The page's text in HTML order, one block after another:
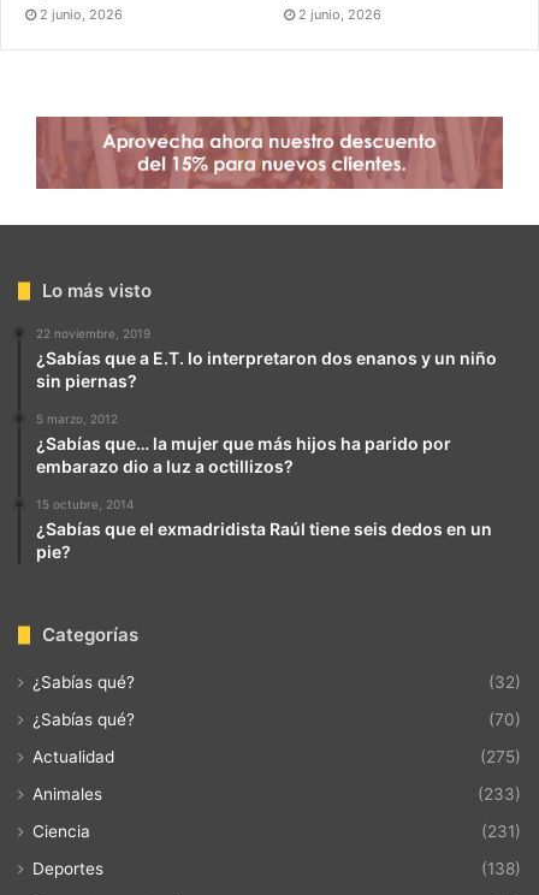
2 junio, 2026 2 junio, 2026
Lo más visto
22 noviembre, 2019
¿Sabías que a E.T. lo interpretaron dos enanos y un niño
sin piernas?
5 marzo, 2012
¿Sabías que… la mujer que más hijos ha parido por
embarazo dio a luz a octillizos?
15 octubre, 2014
¿Sabías que el exmadridista Raúl tiene seis dedos en un
pie?
Categorías
¿Sabías qué?
(32)
¿Sabías qué?
(70)
Actualidad
(275)
Animales
(233)
Ciencia
(231)
Deportes
(138)